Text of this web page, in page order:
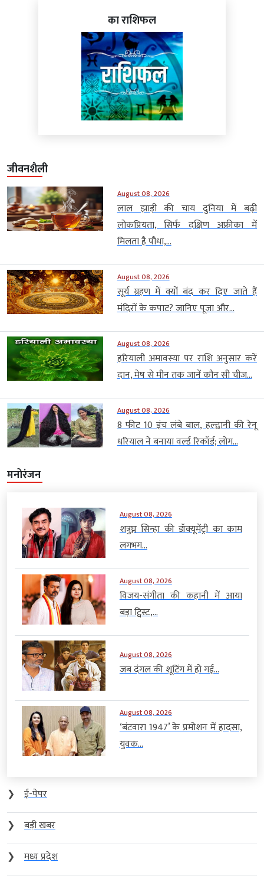
का राशिफल
जीवनशैली
August 08, 2026
लाल झाड़ी की चाय दुनिया में बढ़ी
लोकप्रियता, सिर्फ दक्षिण अफ्रीका में
मिलता है पौधा,...
August 08, 2026
सूर्य ग्रहण में क्यों बंद कर दिए जाते हैं
मंदिरों के कपाट? जानिए पूजा और...
August 08, 2026
हरियाली अमावस्या पर राशि अनुसार करें
दान, मेष से मीन तक जानें कौन सी चीज...
August 08, 2026
8 फीट 10 इंच लंबे बाल, हल्द्वानी की रेनू
धरियाल ने बनाया वर्ल्ड रिकॉर्ड; लोग...
मनोरंजन
August 08, 2026
शत्रुघ्न सिन्हा की डॉक्यूमेंट्री का काम
लगभग...
August 08, 2026
विजय-संगीता की कहानी में आया
बड़ा ट्विस्ट,...
August 08, 2026
जब दंगल की शूटिंग में हो गई...
August 08, 2026
‘बंटवारा 1947’ के प्रमोशन में हादसा,
युवक...
❯
ई-पेपर
❯
बड़ी खबर
❯
मध्य प्रदेश